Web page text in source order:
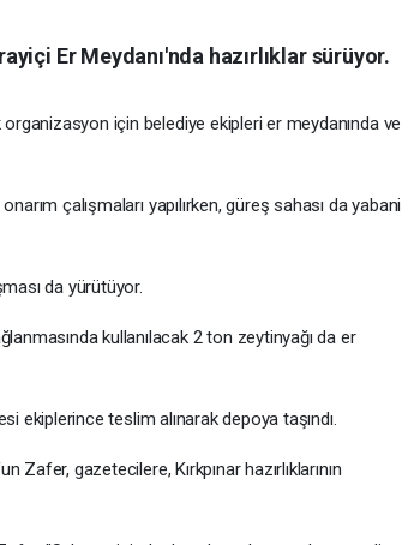
Er Meydanı'nda hazırlıklar sürüyor.
için belediye ekipleri er meydanında ve
çalışmaları yapılırken, güreş sahası da yabani
da yürütüyor.
kullanılacak 2 ton zeytinyağı da er
ekiplerince teslim alınarak depoya taşındı.
gazetecilere, Kırkpınar hazırlıklarının